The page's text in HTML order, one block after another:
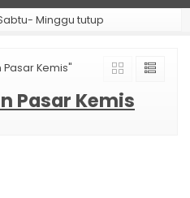
Minggu tutup
Kemis"
Pasar Kemis